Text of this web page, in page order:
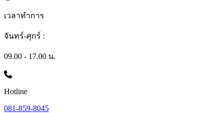
เวลาทำการ
จันทร์-ศุกร์ :
09.00 - 17.00 น.
Hotline
081-859-8045